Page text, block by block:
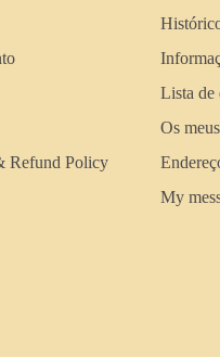
Refund Policy
Lista de
Os
My